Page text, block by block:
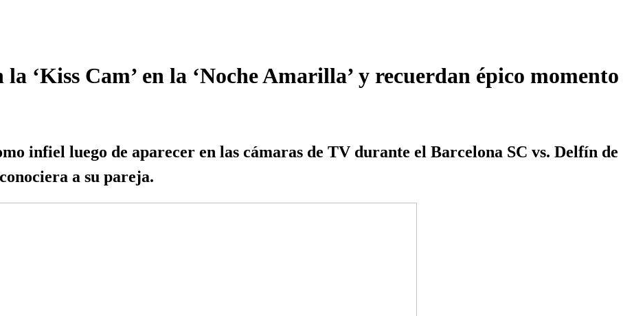
‘Kiss Cam’ en la ‘Noche Amarilla’ y recuerdan épico momento
infiel luego de aparecer en las cámaras de TV durante el Barcelona SC vs. Delfín de
a su pareja.